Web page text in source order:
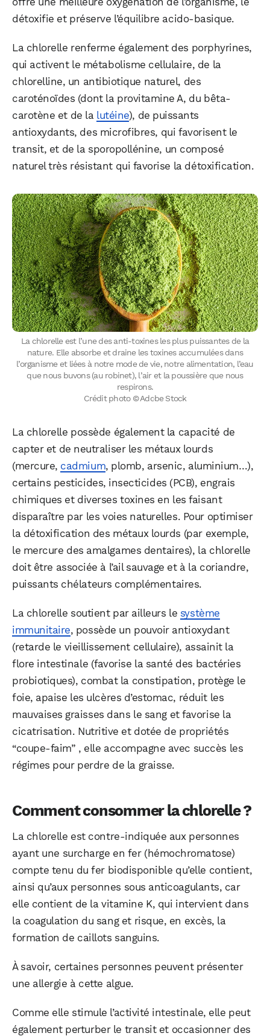
détoxifie et préserve l’équilibre acido-basique.
La chlorelle renferme également des porphyrines,
qui activent le métabolisme cellulaire, de la
chlorelline, un antibiotique naturel, des
caroténoïdes (dont la provitamine A, du bêta-
carotène et de la lutéine), de puissants
antioxydants, des microfibres, qui favorisent le
transit, et de la sporopollénine, un composé
naturel très résistant qui favorise la détoxification.
La chlorelle est l’une des anti-toxines les plus puissantes de la
nature. Elle absorbe et draine les toxines accumulées dans
l’organisme et liées à notre mode de vie, notre alimentation, l’eau
que nous buvons (au robinet), l’air et la poussière que nous
respirons.
Crédit photo © Adobe Stock
La chlorelle possède également la capacité de
capter et de neutraliser les métaux lourds
(mercure, cadmium, plomb, arsenic, aluminium…),
certains pesticides, insecticides (PCB), engrais
chimiques et diverses toxines en les faisant
disparaître par les voies naturelles. Pour optimiser
la détoxification des métaux lourds (par exemple,
le mercure des amalgames dentaires), la chlorelle
doit être associée à l’ail sauvage et à la coriandre,
puissants chélateurs complémentaires.
La chlorelle soutient par ailleurs le système
immunitaire, possède un pouvoir antioxydant
(retarde le vieillissement cellulaire), assainit la
flore intestinale (favorise la santé des bactéries
probiotiques), combat la constipation, protège le
foie, apaise les ulcères d’estomac, réduit les
mauvaises graisses dans le sang et favorise la
cicatrisation. Nutritive et dotée de propriétés
“coupe-faim” , elle accompagne avec succès les
régimes pour perdre de la graisse.
Comment consommer la chlorelle ?
La chlorelle est contre-indiquée aux personnes
ayant une surcharge en fer (hémochromatose)
compte tenu du fer biodisponible qu’elle contient,
ainsi qu’aux personnes sous anticoagulants, car
elle contient de la vitamine K, qui intervient dans
la coagulation du sang et risque, en excès, la
formation de caillots sanguins.
À savoir, certaines personnes peuvent présenter
une allergie à cette algue.
Comme elle stimule l’activité intestinale, elle peut
également perturber le transit et occasionner des
WhatsApp Telegram Email